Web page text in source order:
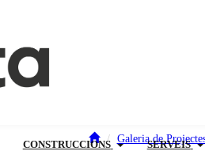
CONSTRUCCIONS SERVEIS
Galeria de